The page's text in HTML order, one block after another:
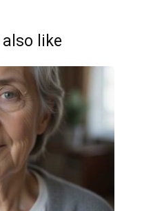
like